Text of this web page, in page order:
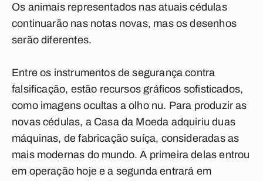
Os animais representados nas atuais cédulas
continuarão nas notas novas, mas os desenhos
serão diferentes.
Entre os instrumentos de segurança contra
falsificação, estão recursos gráficos sofisticados,
como imagens ocultas a olho nu. Para produzir as
novas cédulas, a Casa da Moeda adquiriu duas
máquinas, de fabricação suíça, consideradas as
mais modernas do mundo. A primeira delas entrou
em operação hoje e a segunda entrará em